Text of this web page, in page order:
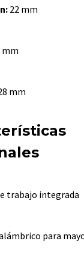
22 mm
mm
mm
trabajo integrada
para